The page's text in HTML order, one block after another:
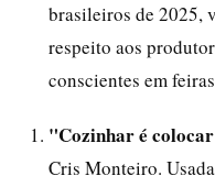
brasileiros de 2025,
respeito aos
conscientes em
"Cozinhar é
Cris Monteiro.